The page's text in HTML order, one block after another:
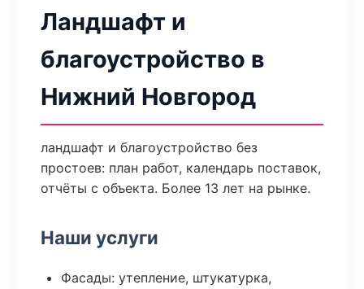
Ландшафт и
благоустройство в
Нижний Новгород
ландшафт и благоустройство без
простоев: план работ, календарь поставок,
отчёты с объекта. Более 13 лет на рынке.
Наши услуги
Фасады: утепление, штукатурка,